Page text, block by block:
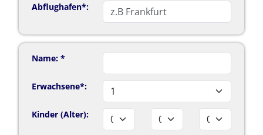
Abflughafen*:
Name: *
Erwachsene*:
Kinder (Alter):